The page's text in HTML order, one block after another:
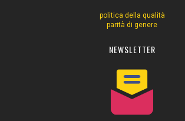
politica della qualità
parità di genere
NEWSLETTER